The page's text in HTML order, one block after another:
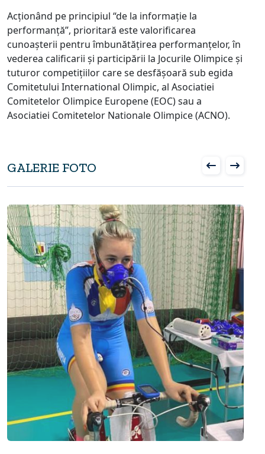
Acționând pe principiul “de la informație la
performanță”, prioritară este valorificarea
cunoașterii pentru îmbunătățirea performanțelor, în
vederea calificarii și participării la Jocurile Olimpice și
tuturor competițiilor care se desfășoară sub egida
Comitetului International Olimpic, al Asociatiei
Comitetelor Olimpice Europene (EOC) sau a
Asociatiei Comitetelor Nationale Olimpice (ACNO).
GALERIE FOTO